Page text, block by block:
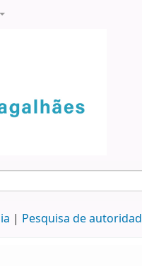
Pesquisa de